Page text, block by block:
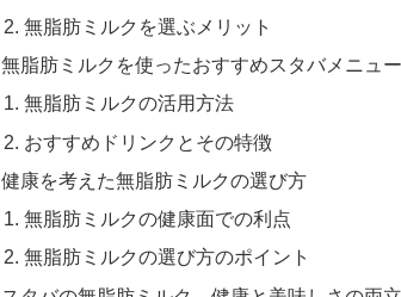
無脂肪ミルクを選ぶメリット
無脂肪ミルクを使ったおすすめスタバメニュー
無脂肪ミルクの活用方法
おすすめドリンクとその特徴
健康を考えた無脂肪ミルクの選び方
無脂肪ミルクの健康面での利点
無脂肪ミルクの選び方のポイント